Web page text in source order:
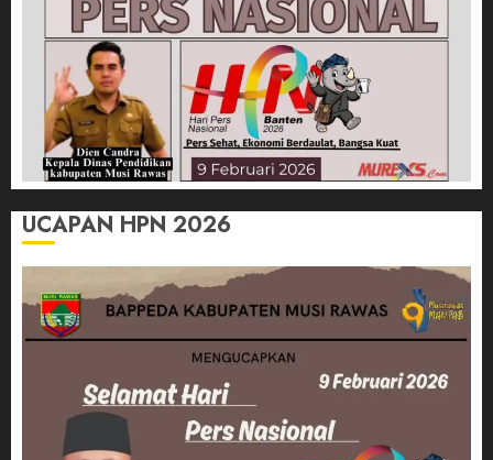
UCAPAN HPN 2026